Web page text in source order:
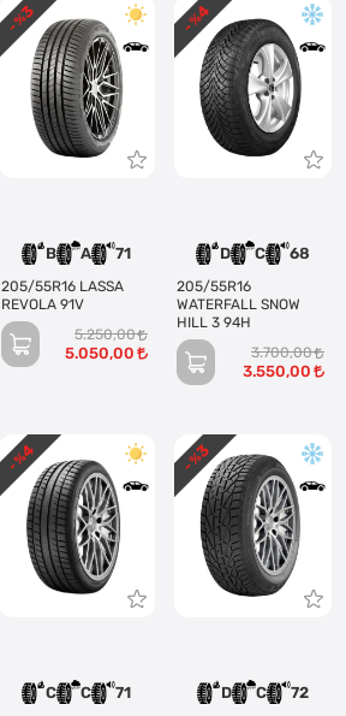
B A 71
205/55R16 LASSA
REVOLA 91V
5.250,00
5.050,00
- %
3
D C 68
205/55R16
WATERFALL SNOW
HILL 3 94H
3.700,00
3.550,00
- %
4
C C 71
- %
4
D C 72
- %
3